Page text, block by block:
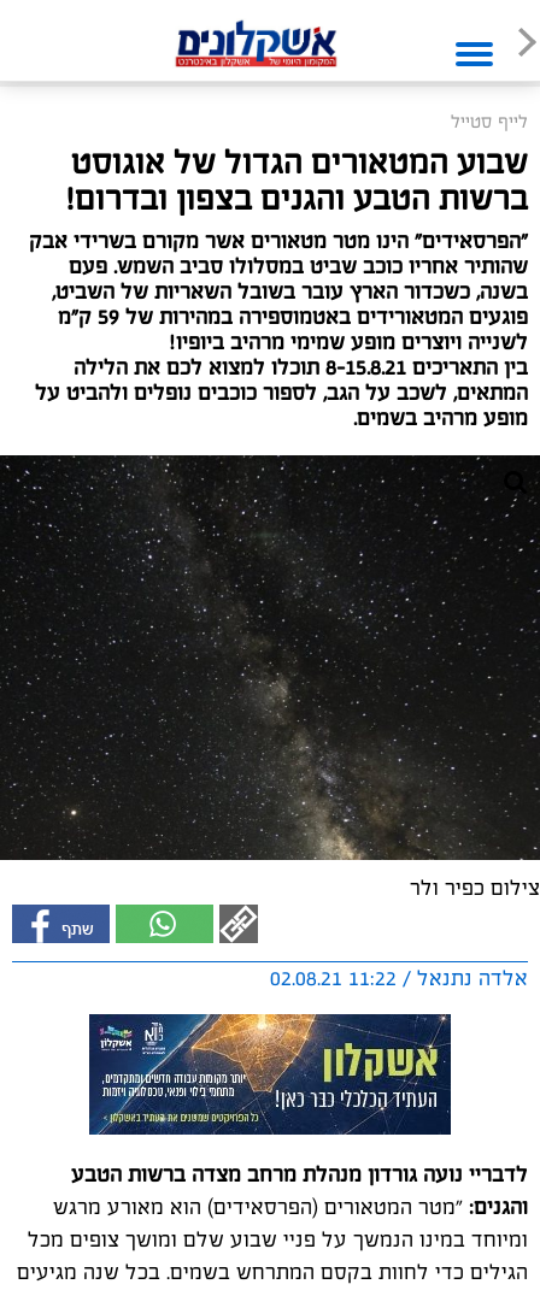
לייף סטייל
שבוע המטאורים הגדול של אוגוסט
ברשות הטבע והגנים בצפון ובדרום!
"הפרסאידים" הינו מטר מטאורים אשר מקורם בשרידי אבק
שהותיר אחריו כוכב שביט במסלולו סביב השמש. פעם
בשנה, כשכדור הארץ עובר בשובל השאריות של השביט,
פוגעים המטאורידים באטמוספירה במהירות של 59 ק"מ
לשנייה ויוצרים מופע שמימי מרהיב ביופיו!
בין התאריכים 8-15.8.21 תוכלו למצוא לכם את הלילה
המתאים, לשכב על הגב, לספור כוכבים נופלים ולהביט על
מופע מרהיב בשמים.
צילום כפיר ולר
אלדה נתנאל / 11:22 02.08.21
לדבריי נועה גורדון מנהלת מרחב מצדה ברשות הטבע
והגנים: "מטר המטאורים (הפרסאידים) הוא מאורע מרגש
ומיוחד במינו הנמשך על פניי שבוע שלם ומושך צופים מכל
הגילים כדי לחוות בקסם המתרחש בשמים. בכל שנה מגיעים